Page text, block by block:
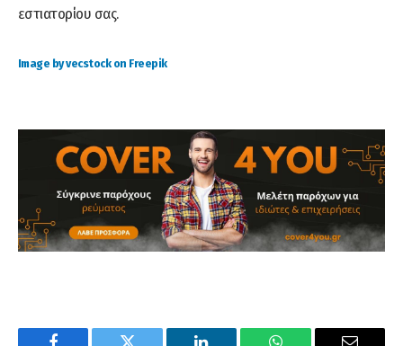
εστιατορίου σας.
Image by vecstock on Freepik